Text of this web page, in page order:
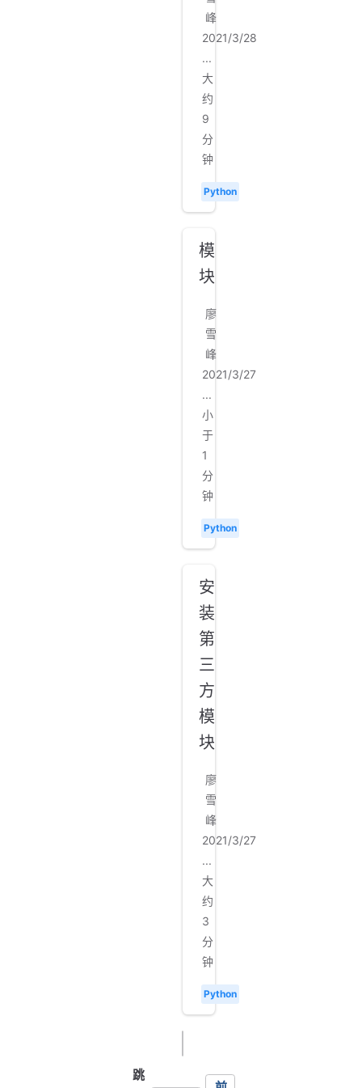
峰
2021/3/28
...
大
约
9
分
钟
Python
模
块
廖
雪
峰
2021/3/27
...
小
于
1
分
钟
Python
安
装
第
三
方
模
块
廖
雪
峰
2021/3/27
...
大
约
3
分
钟
Python
跳